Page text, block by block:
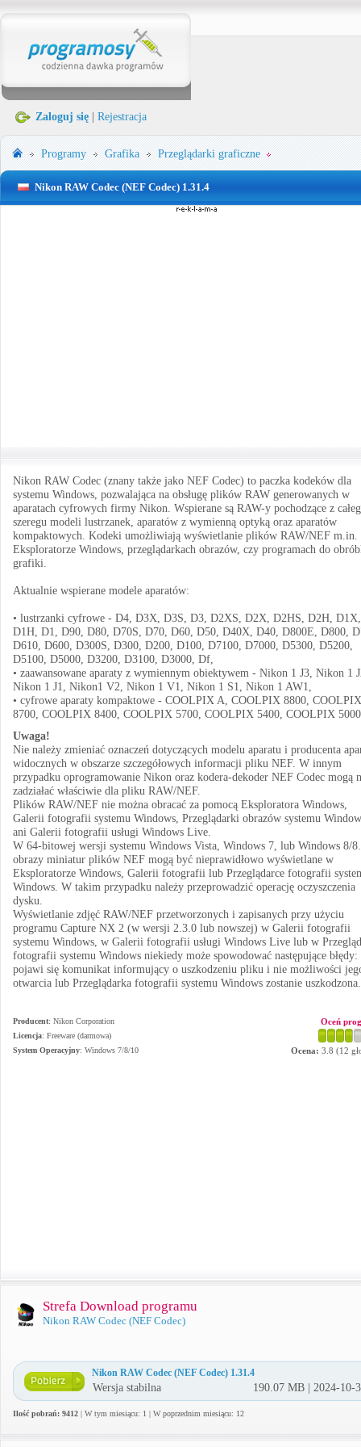
Zaloguj się Rejestracja
Programy Grafika Przeglądarki graficzne
Nikon RAW Codec (NEF Codec) 1.31.4
Nikon RAW Codec (znany także jako NEF Codec) to paczka kodeków dla
systemu Windows, pozwalająca na obsługę plików RAW generowanych w
aparatach cyfrowych firmy Nikon. Wspierane są RAW-y pochodzące z
szeregu modeli lustrzanek, aparatów z wymienną optyką oraz aparatów
kompaktowych. Kodeki umożliwiają wyświetlanie plików RAW/NEF m.in.
Eksploratorze Windows, przeglądarkach obrazów, czy programach do
grafiki.
Aktualnie wspierane modele aparatów:
• lustrzanki cyfrowe - D4, D3X, D3S, D3, D2XS, D2X, D2HS, D2H, D1X,
D1H, D1, D90, D80, D70S, D70, D60, D50, D40X, D40, D800E, D800,
D610, D600, D300S, D300, D200, D100, D7100, D7000, D5300, D5200,
D5100, D5000, D3200, D3100, D3000, Df,
• zaawansowane aparaty z wymiennym obiektywem - Nikon 1 J3, Nikon 1
Nikon 1 J1, Nikon1 V2, Nikon 1 V1, Nikon 1 S1, Nikon 1 AW1,
• cyfrowe aparaty kompaktowe - COOLPIX A, COOLPIX 8800, COOLPIX
8700, COOLPIX 8400, COOLPIX 5700, COOLPIX 5400, COOLPIX
Uwaga!
Nie należy zmieniać oznaczeń dotyczących modelu aparatu i producenta
widocznych w obszarze szczegółowych informacji pliku NEF. W innym
przypadku oprogramowanie Nikon oraz kodera-dekoder NEF Codec mogą
zadziałać właściwie dla pliku RAW/NEF.
Plików RAW/NEF nie można obracać za pomocą Eksploratora Windows,
Galerii fotografii systemu Windows, Przeglądarki obrazów systemu
ani Galerii fotografii usługi Windows Live.
W 64-bitowej wersji systemu Windows Vista, Windows 7, lub Windows 8/
obrazy miniatur plików NEF mogą być nieprawidłowo wyświetlane w
Eksploratorze Windows, Galerii fotografii lub Przeglądarce fotografii
Windows. W takim przypadku należy przeprowadzić operację oczyszczenia
dysku.
Wyświetlanie zdjęć RAW/NEF przetworzonych i zapisanych przy użyciu
programu Capture NX 2 (w wersji 2.3.0 lub nowszej) w Galerii fotografii
systemu Windows, w Galerii fotografii usługi Windows Live lub w
fotografii systemu Windows niekiedy może spowodować następujące błędy:
pojawi się komunikat informujący o uszkodzeniu pliku i nie możliwości
otwarcia lub Przeglądarka fotografii systemu Windows zostanie uszkodzona.
Producent: Nikon Corporation
Licencja: Freeware (darmowa)
System Operacyjny: Windows 7/8/10
Oceń
Ocena: 3.8 (12
Strefa Download programu
Nikon RAW Codec (NEF Codec)
Nikon RAW Codec (NEF Codec) 1.31.4
Wersja stabilna 190.07 MB | 2024-10-
Ilość pobrań: 9412 | W tym miesiącu: 1 | W poprzednim miesiącu: 12